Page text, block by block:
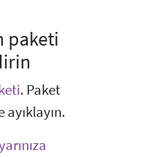
paketi
. Paket